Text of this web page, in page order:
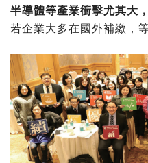
半導體等產業衝擊尤其大，
若企業大多在國外補繳，